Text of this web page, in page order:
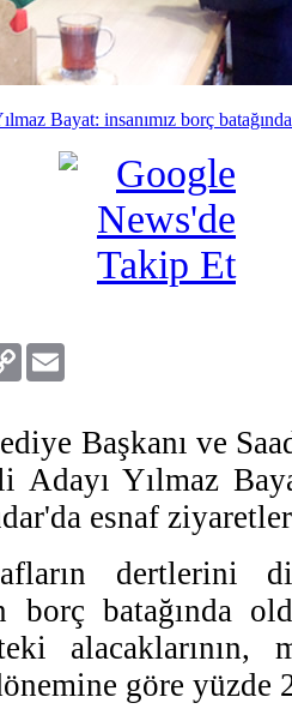
Bayat: insanımız borç batağında
Copy
Link
Başkanı ve
Yılmaz
esnaf
dertlerini
borç batağında
göre yüzde